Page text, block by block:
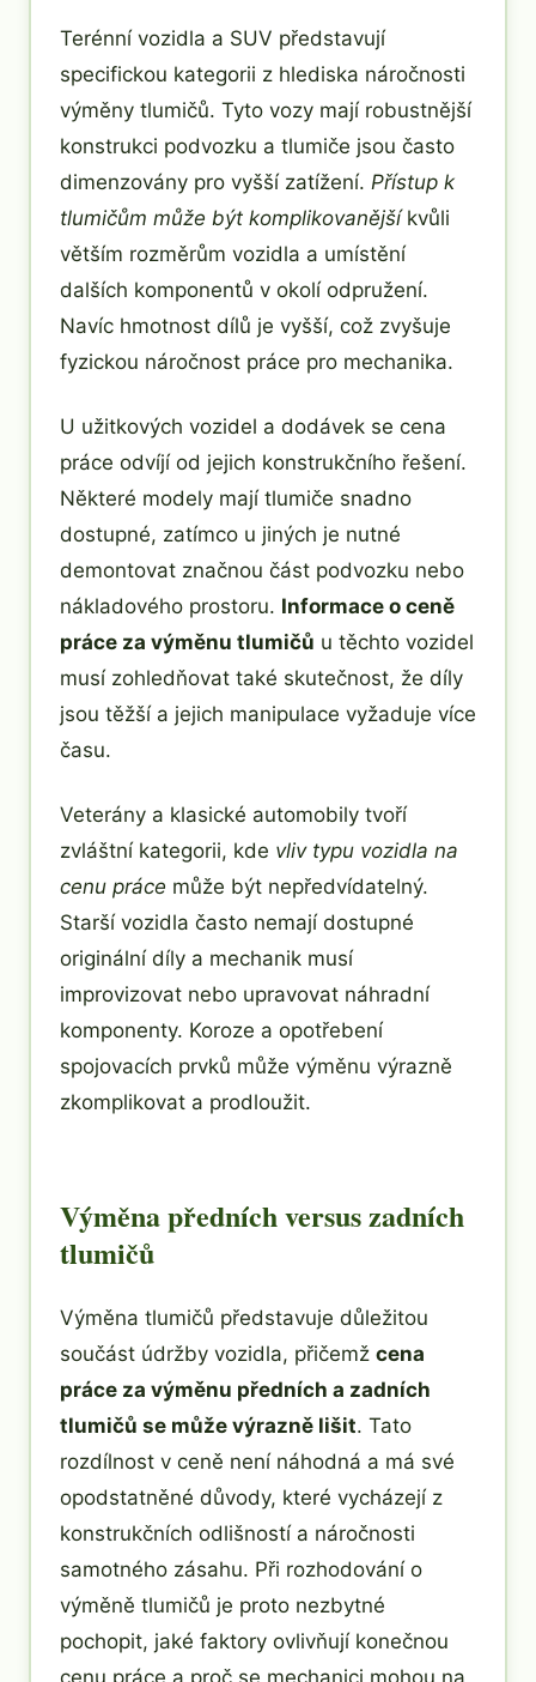
Terénní vozidla a SUV představují
specifickou kategorii z hlediska náročnosti
výměny tlumičů. Tyto vozy mají robustnější
konstrukci podvozku a tlumiče jsou často
dimenzovány pro vyšší zatížení. Přístup k
tlumičům může být komplikovanějšíkvůli
větším rozměrům vozidla a umístění
dalších komponentů v okolí odpružení.
Navíc hmotnost dílů je vyšší, což zvyšuje
fyzickou náročnost práce pro mechanika.
U užitkových vozidel a dodávek se cena
práce odvíjí od jejich konstrukčního řešení.
Některé modely mají tlumiče snadno
dostupné, zatímco u jiných je nutné
demontovat značnou část podvozku nebo
nákladového prostoru. Informace o ceně
práce za výměnu tlumičů u těchto vozidel
musí zohledňovat také skutečnost, že díly
jsou těžší a jejich manipulace vyžaduje více
času.
Veterány a klasické automobily tvoří
zvláštní kategorii, kde vliv typu vozidla na
cenu práce může být nepředvídatelný.
Starší vozidla často nemají dostupné
originální díly a mechanik musí
improvizovat nebo upravovat náhradní
komponenty. Koroze a opotřebení
spojovacích prvků může výměnu výrazně
zkomplikovat a prodloužit.
Výměna předních versus zadních
tlumičů
Výměna tlumičů představuje důležitou
součást údržby vozidla, přičemž cena
práce za výměnu předních a zadních
tlumičů se může výrazně lišit. Tato
rozdílnost v ceně není náhodná a má své
opodstatněné důvody, které vycházejí z
konstrukčních odlišností a náročnosti
samotného zásahu. Při rozhodování o
výměně tlumičů je proto nezbytné
pochopit, jaké faktory ovlivňují konečnou
cenu práce a proč se mechanici mohou na